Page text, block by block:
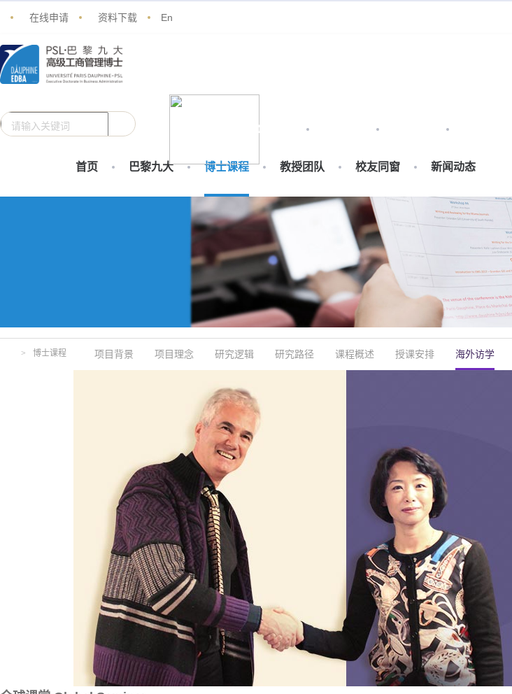
在线申请 资料下载 En
首页 巴黎九大 博士课程
项目背景
教授团队 校友同窗 新闻动态
> 博士课程 项目背景 项目理念 研究逻辑 研究路径 课程概述 授课安排 海外访学